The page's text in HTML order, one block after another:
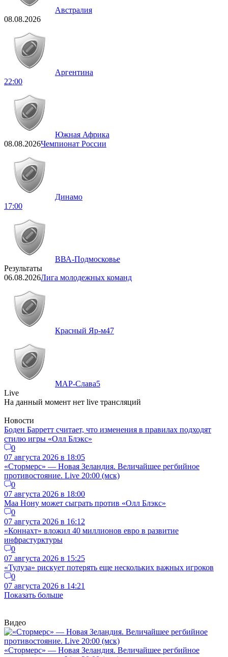
Австралия
08.08.2026
Аргентина
22:00
Южная Африка
08.08.2026Чемпионат России
Динамо
17:00
ВВА-Подмосковье
Результаты
06.08.2026Лига молодежных команд
Красный Яр-м47
МАР-Слава5
Live
На данный момент нет live трансляций
Новости
Боден Барретт считает, что изменения в правилах подходят
стилю игры «Олл Блэкс»
0
07 августа 2026 в 18:05
«Стормерс» — Новая Зеландия. Величайшее регбийное
противостояние. Live 20:00 (мск)
0
07 августа 2026 в 18:00
Маа Нону может сыграть против «Олл Блэкс»
0
07 августа 2026 в 16:12
«Коннахт» вложил 40 миллионов евро в развитие
инфрастурктуры
0
07 августа 2026 в 15:25
«Тулуза» рискует потерять еще нескольких важных игроков
0
07 августа 2026 в 14:21
Показать больше
Видео
«Стормерс» — Новая Зеландия. Величайшее регбийное